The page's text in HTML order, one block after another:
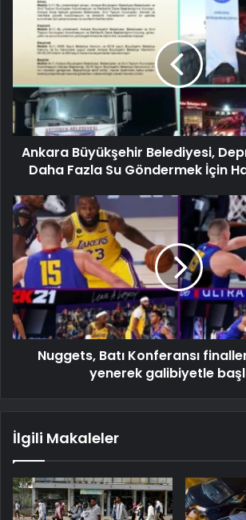
Ankara Büyükşehir Belediyesi,
Daha Fazla Su Göndermek İçin
Nuggets, Batı Konferansı
yenerek galibiyetle
İlgili Makaleler